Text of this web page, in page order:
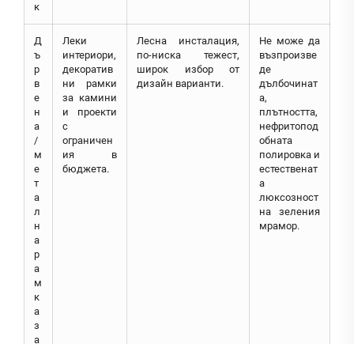
к
Д
ъ
р
в
е
н
а
/
м
е
т
а
л
н
а
р
а
м
к
а
з
а
Леки
интериори,
декоратив
ни рамки
за камини
и проекти
с
ограничен
ия в
бюджета.
Лесна инсталация,
по-ниска тежест,
широк избор от
дизайн варианти.
Не може да
възпроизве
де
дълбочинат
а,
плътността,
нефритопод
обната
полировка и
естественат
а
люксозност
на зеления
мрамор.